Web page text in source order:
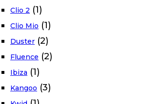
Clio 2 (1)
Clio Mio (1)
Duster (2)
Fluence (2)
Ibiza (1)
Kangoo (3)